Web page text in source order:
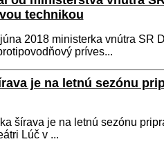
technikou
2018 ministerka vnútra SR
príves...
je na letnú sezónu
šírava je na letnú sezónu
Lúč v ...